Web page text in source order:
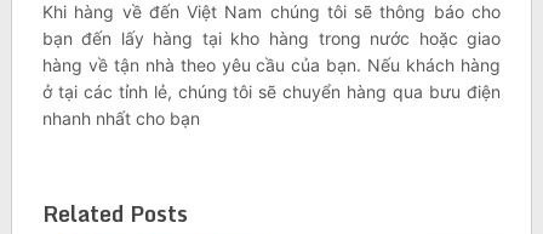
Khi hàng về đến Việt Nam chúng tôi sẽ thông báo cho
bạn đến lấy hàng tại kho hàng trong nước hoặc giao
hàng về tận nhà theo yêu cầu của bạn. Nếu khách hàng
ở tại các tỉnh lẻ, chúng tôi sẽ chuyển hàng qua bưu điện
nhanh nhất cho bạn
Related Posts